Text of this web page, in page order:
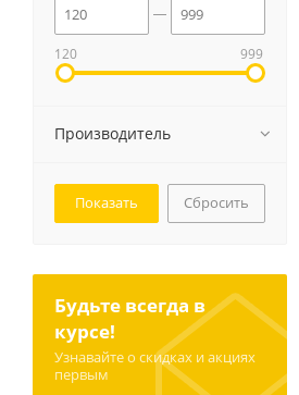
120 999
Производитель
Сбросить
Будьте всегда в
курсе!
Узнавайте о скидках и акциях
первым